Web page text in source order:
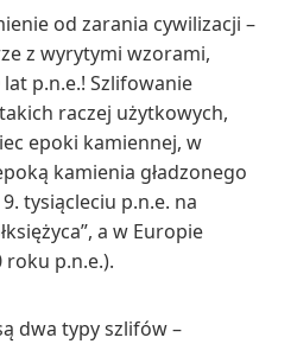
od zarania cywilizacji –
z wyrytymi wzorami,
p.n.e.! Szlifowanie
raczej użytkowych,
epoki kamiennej, w
kamienia gładzonego
tysiącleciu p.n.e. na
a w Europie
roku p.n.e.).
dwa typy szlifów –